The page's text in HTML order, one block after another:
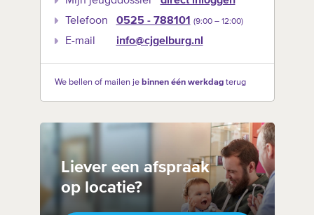
Telefoon
0525 - 788101 (9:00 –‍ 12:00)
E-mail info@cjgelburg.nl
We bellen of mailen je binnen één werkdagterug
Liever een afspraak
op locatie?